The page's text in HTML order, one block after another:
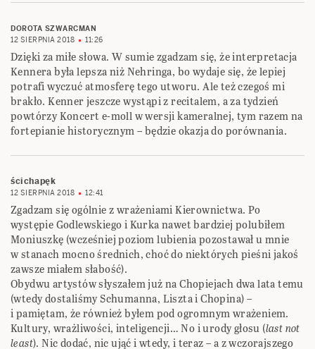
DOROTA SZWARCMAN
12 SIERPNIA 2018
11:26
Dzięki za miłe słowa. W sumie zgadzam się, że interpretacja
Kennera była lepsza niż Nehringa, bo wydaje się, że lepiej
potrafi wyczuć atmosferę tego utworu. Ale też czegoś mi
brakło. Kenner jeszcze wystąpi z recitalem, a za tydzień
powtórzy Koncert e-moll w wersji kameralnej, tym razem na
fortepianie historycznym – będzie okazja do porównania.
ścichapęk
12 SIERPNIA 2018 12:41
Zgadzam się ogólnie z wrażeniami Kierownictwa. Po
występie Godlewskiego i Kurka nawet bardziej polubiłem
Moniuszkę (wcześniej poziom lubienia pozostawał u mnie
w stanach mocno średnich, choć do niektórych pieśni jakoś
zawsze miałem słabość).
Obydwu artystów słyszałem już na Chopiejach dwa lata temu
(wtedy dostaliśmy Schumanna, Liszta i Chopina) –
i pamiętam, że również byłem pod ogromnym wrażeniem.
Kultury, wrażliwości, inteligencji… No i urody głosu (last not
least). Nic dodać, nic ująć i wtedy, i teraz – a z wczorajszego